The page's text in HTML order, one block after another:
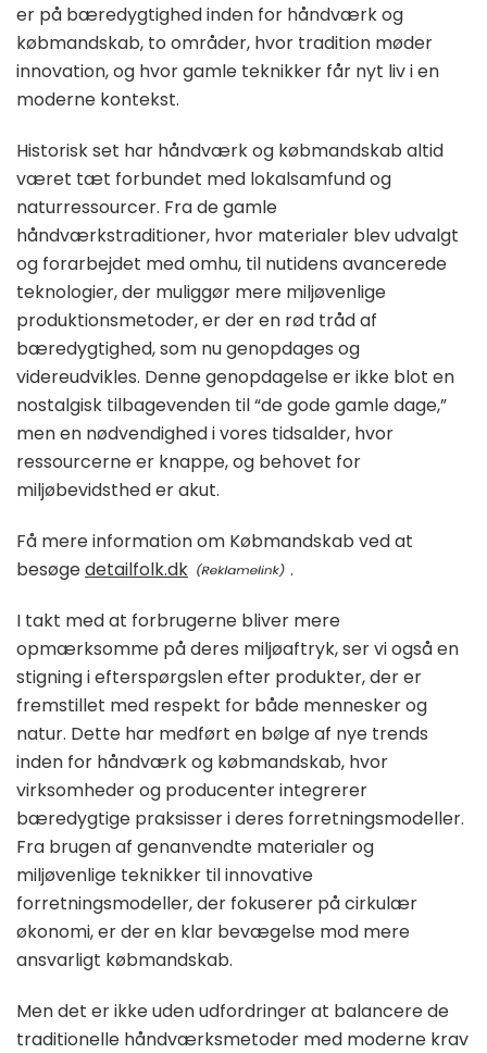
er på bæredygtighed inden for håndværk og
købmandskab, to områder, hvor tradition møder
innovation, og hvor gamle teknikker får nyt liv i en
moderne kontekst.
Historisk set har håndværk og købmandskab altid
været tæt forbundet med lokalsamfund og
naturressourcer. Fra de gamle
håndværkstraditioner, hvor materialer blev udvalgt
og forarbejdet med omhu, til nutidens avancerede
teknologier, der muliggør mere miljøvenlige
produktionsmetoder, er der en rød tråd af
bæredygtighed, som nu genopdages og
videreudvikles. Denne genopdagelse er ikke blot en
nostalgisk tilbagevenden til “de gode gamle dage,”
men en nødvendighed i vores tidsalder, hvor
ressourcerne er knappe, og behovet for
miljøbevidsthed er akut.
Få mere information om Købmandskab ved at
besøgedetailfolk.dk .
I takt med at forbrugerne bliver mere
opmærksomme på deres miljøaftryk, ser vi også en
stigning i efterspørgslen efter produkter, der er
fremstillet med respekt for både mennesker og
natur. Dette har medført en bølge af nye trends
inden for håndværk og købmandskab, hvor
virksomheder og producenter integrerer
bæredygtige praksisser i deres forretningsmodeller.
Fra brugen af genanvendte materialer og
miljøvenlige teknikker til innovative
forretningsmodeller, der fokuserer på cirkulær
økonomi, er der en klar bevægelse mod mere
ansvarligt købmandskab.
Men det er ikke uden udfordringer at balancere de
traditionelle håndværksmetoder med moderne krav